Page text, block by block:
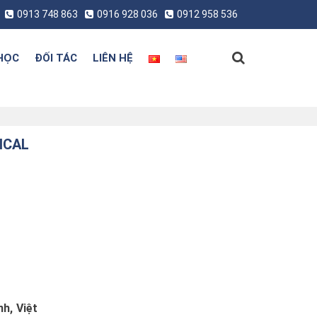
0913 748 863 0916 928 036 0912 958 536
ĐỐI TÁC LIÊN HỆ
Việt